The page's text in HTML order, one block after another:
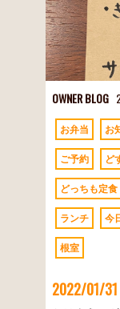
OWNER BLOG
お弁当 お
ご予約 ど
どっちも定食
ランチ 今
根室
2022/01/